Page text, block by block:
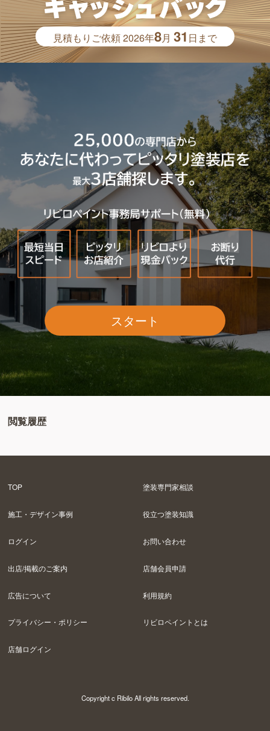
見積もりご依頼2026年8月31 日まで
スタート
閲覧履歴
TOP 塗装専門家相談
施工・デザイン事例 役立つ塗装知識
ログイン お問い合わせ
出店/掲載のご案内 店舗会員申請
広告について 利用規約
プライバシー・ポリシー リビロペイントとは
店舗ログイン
Copyright c Ribilo All rights reserved.